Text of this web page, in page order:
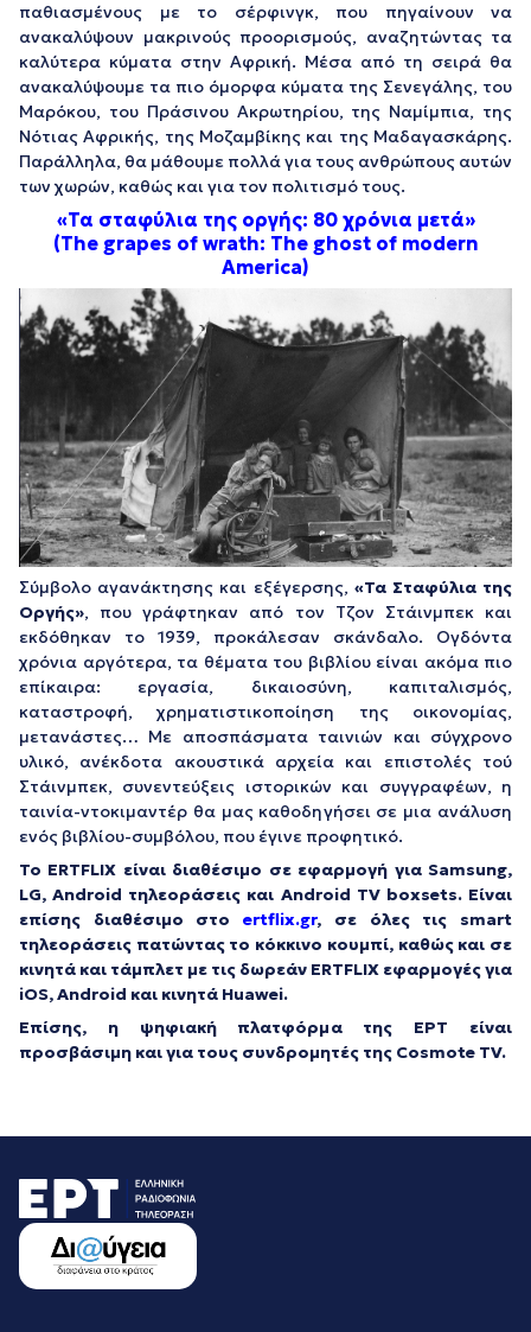
παθιασμένους με το σέρφινγκ, που πηγαίνουν να
ανακαλύψουν μακρινούς προορισμούς, αναζητώντας τα
καλύτερα κύματα στην Αφρική. Μέσα από τη σειρά θα
ανακαλύψουμε τα πιο όμορφα κύματα της Σενεγάλης, του
Μαρόκου, του Πράσινου Ακρωτηρίου, της Ναμίμπια, της
Νότιας Αφρικής, της Μοζαμβίκης και της Μαδαγασκάρης.
Παράλληλα, θα μάθουμε πολλά για τους ανθρώπους αυτών
των χωρών, καθώς και για τον πολιτισμό τους.
«Τα σταφύλια της οργής: 80 χρόνια μετά»
(The grapes of wrath: The ghost of modern
America)
Σύμβολο αγανάκτησης και εξέγερσης, «Τα Σταφύλια της
Οργής», που γράφτηκαν από τον Τζον Στάινμπεκ και
εκδόθηκαν το 1939, προκάλεσαν σκάνδαλο. Ογδόντα
χρόνια αργότερα, τα θέματα του βιβλίου είναι ακόμα πιο
επίκαιρα: εργασία, δικαιοσύνη, καπιταλισμός,
καταστροφή, χρηματιστικοποίηση της οικονομίας,
μετανάστες… Με αποσπάσματα ταινιών και σύγχρονο
υλικό, ανέκδοτα ακουστικά αρχεία και επιστολές τού
Στάινμπεκ, συνεντεύξεις ιστορικών και συγγραφέων, η
ταινία-ντοκιμαντέρ θα μας καθοδηγήσει σε μια ανάλυση
ενός βιβλίου-συμβόλου, που έγινε προφητικό.
Το ERTFLIX είναι διαθέσιμο σε εφαρμογή για Samsung,
LG, Android τηλεοράσεις και Android TV boxsets. Είναι
επίσης διαθέσιμο στοertflix.gr, σε όλες τις smart
τηλεοράσεις πατώντας το κόκκινο κουμπί, καθώς και σε
κινητά και τάμπλετ με τις δωρεάν ERTFLIX εφαρμογές για
iOS, Android και κινητά Huawei.
Επίσης, η ψηφιακή πλατφόρμα της ΕΡΤ είναι
προσβάσιμη και για τους συνδρομητές της Cosmote TV.